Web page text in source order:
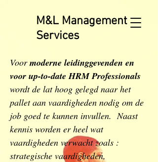
M&L Management
Services
Voormoderne leidinggevenden en
voor up-to-date HRM Professionals
wordt de lat hoog gelegd naar het
pallet aan vaardigheden nodig om de
job goed te kunnen invullen. Naast
kennis worden er heel wat
vaardigheden verwacht zoals :
strategische vaardigheden,